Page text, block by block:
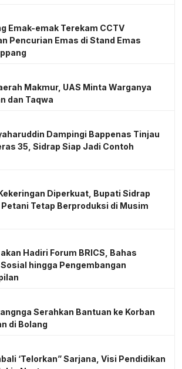
Emak-emak Terekam CCTV
Pencurian Emas di Stand Emas
Makmur, UAS Minta Warganya
dan Taqwa
Dampingi Bappenas Tinjau
35, Sidrap Siap Jadi Contoh
Diperkuat, Bupati Sidrap
Tetap Berproduksi di Musim
Hadiri Forum BRICS, Bahas
hingga Pengembangan
Serahkan Bantuan ke Korban
di Bolang
‘Telorkan” Sarjana, Visi Pendidikan